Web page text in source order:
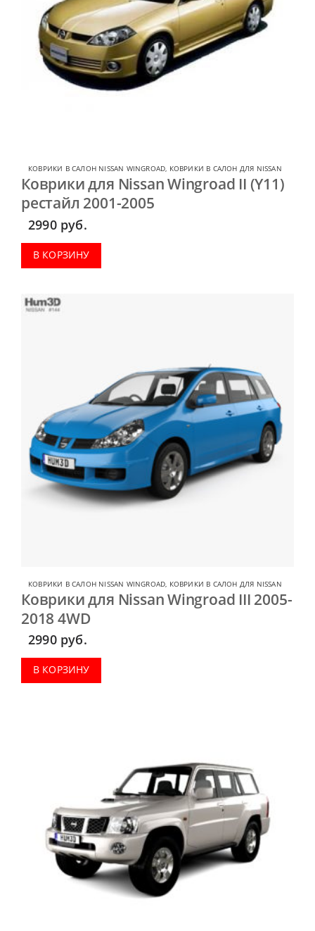
КОВРИКИ В САЛОН NISSAN WINGROAD, КОВРИКИ В САЛОН ДЛЯ NISSAN
Коврики для Nissan Wingroad II (Y11)
рестайл 2001-2005
2990 руб.
В КОРЗИНУ
КОВРИКИ В САЛОН NISSAN WINGROAD КОВРИКИ В САЛОН ДЛЯ NISSAN
Коврики для Nissan Wingroad III 2005-
2018 4WD
2990 руб.
В КОРЗИНУ